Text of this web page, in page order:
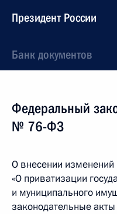
Президент России
Банк документов
Федеральный
№ 76-ФЗ
О внесении
«О приватизации
и муниципального
законодательные